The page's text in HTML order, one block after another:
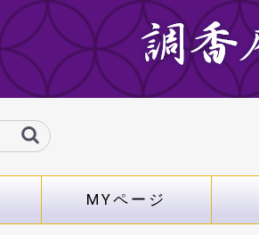
MYページ